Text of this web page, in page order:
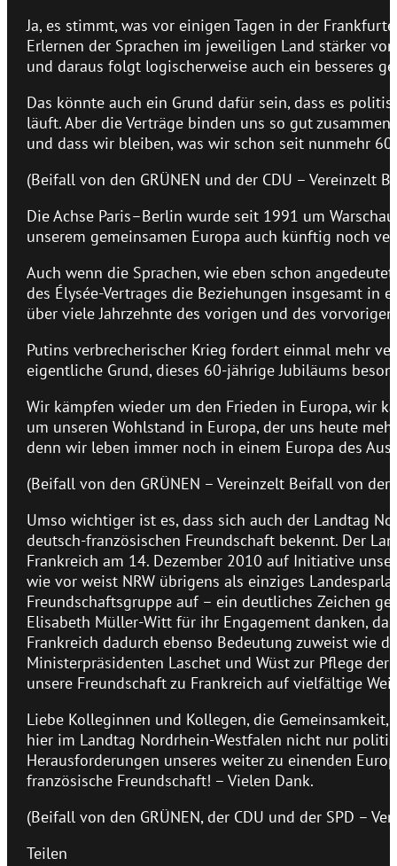
Ja, es stimmt, was vor einigen Tagen in der
Erlernen der Sprachen im jeweiligen Land stärker
und daraus folgt logischerweise auch ein besseres
Das könnte auch ein Grund dafür sein, dass es
läuft. Aber die Verträge binden uns so gut
und dass wir bleiben, was wir schon seit nunmehr
(Beifall von den GRÜNEN und der CDU – Vereinzelt
Die Achse Paris–Berlin wurde seit 1991 um
unserem gemeinsamen Europa auch künftig noch
Auch wenn die Sprachen, wie eben schon
des Élysée-Vertrages die Beziehungen insgesamt in
über viele Jahrzehnte des vorigen und des
Putins verbrecherischer Krieg fordert einmal mehr
eigentliche Grund, dieses 60-jährige Jubiläums
Wir kämpfen wieder um den Frieden in Europa, wir
um unseren Wohlstand in Europa, der uns heute
denn wir leben immer noch in einem Europa des
(Beifall von den GRÜNEN – Vereinzelt Beifall von der
Umso wichtiger ist es, dass sich auch der Landtag
deutsch-französischen Freundschaft bekennt. Der
Frankreich am 14. Dezember 2010 auf Initiative
wie vor weist NRW übrigens als einziges
Freundschaftsgruppe auf – ein deutliches Zeichen
Elisabeth Müller-Witt für ihr Engagement danken,
Frankreich dadurch ebenso Bedeutung zuweist wie
Ministerpräsidenten Laschet und Wüst zur Pflege
unsere Freundschaft zu Frankreich auf vielfältige
Liebe Kolleginnen und Kollegen, die
hier im Landtag Nordrhein-Westfalen nicht nur
Herausforderungen unseres weiter zu einenden
französische Freundschaft! – Vielen Dank.
(Beifall von den GRÜNEN, der CDU und der SPD –
Teilen